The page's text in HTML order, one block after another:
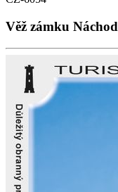
Věž zámku Náchod